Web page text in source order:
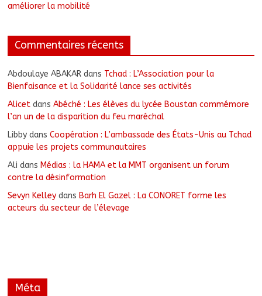
améliorer la mobilité
Commentaires récents
Abdoulaye ABAKAR dans Tchad : L’Association pour la
Bienfaisance et la Solidarité lance ses activités
Alicet dansAbéché : Les élèves du lycée Boustan commémore
l’an un de la disparition du feu maréchal
Libby dansCoopération : L’ambassade des États-Unis au Tchad
appuie les projets communautaires
Ali dans Médias : la HAMA et la MMT organisent un forum
contre la désinformation
Sevyn Kelley dans Barh El Gazel : La CONORET forme les
acteurs du secteur de l’élevage
Méta